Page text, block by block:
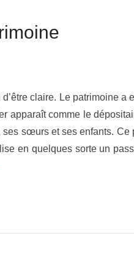
claire. Le patrimoine a
apparaît comme le
ses sœurs et ses enfants.
en quelques sorte un